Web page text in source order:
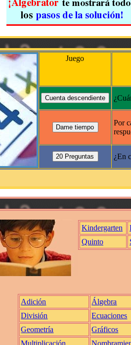
Juego
Por
¿En
Kindergarten
Quinto
Adición
Álgebra
División
Ecuaciones
Geometría
Gráficos
Multiplicación